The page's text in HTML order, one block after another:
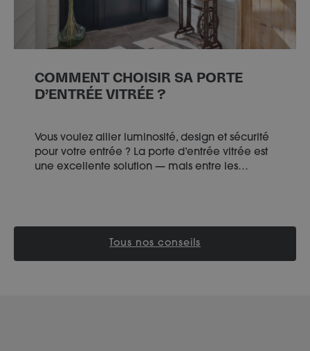
COMMENT CHOISIR SA PORTE
D’ENTRÉE VITRÉE ?
Vous voulez allier luminosité, design et sécurité
pour votre entrée ? La porte d’entrée vitrée est
une excellente solution — mais entre les…
Tous nos conseils